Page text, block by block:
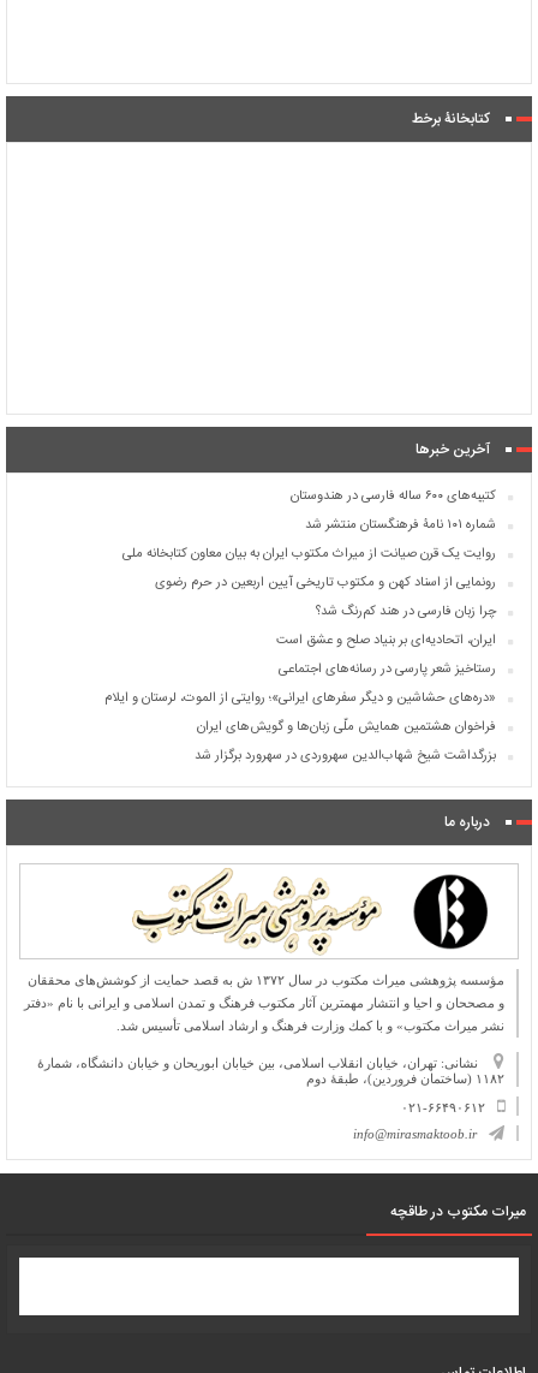
کتابخانۀ برخط
آخرین خبرها
کتیبه‌های ۶۰۰ ساله فارسی در هندوستان
شماره ۱۰۱ نامۀ فرهنگستان منتشر شد
روایت یک قرن صیانت از میراث مکتوب ایران به بیان معاون کتابخانه ملی
رونمایی از اسناد کهن و مکتوب تاریخی آیین اربعین در حرم رضوی
چرا زبان فارسی در هند کم‌رنگ شد؟
ایران، اتحادیه‌ای بر بنیاد صلح و عشق است
رستاخیز شعر پارسی در رسانه‌های اجتماعی
«دره‌های حشاشین و دیگر سفرهای ایرانی»؛ روایتی از الموت، لرستان و ایلام
فراخوان هشتمین همایش ملّی زبان‌ها و گویش‌های ایران
بزرگداشت شیخ شهاب‌الدین سهروردی در سهرورد برگزار شد
درباره ما
مؤسسه پژوهشی میراث مكتوب در سال ۱۳۷۲ ش به قصد حمایت از كوشش‌های محققان
و مصححان و احیا و انتشار مهمترین آثار مكتوب فرهنگ و تمدن اسلامی و ایرانی با نام «دفتر
نشر میراث مكتوب» و با كمك وزارت فرهنگ و ارشاد اسلامی تأسیس شد.
نشانی: تهران، خیابان انقلاب اسلامی، بین خیابان ابوریحان و خیابان دانشگاه، شمارۀ
۱۱۸۲ (ساختمان فروردین)، طبقۀ دوم
۰۲۱-۶۶۴۹۰۶۱۲
info@mirasmaktoob.ir
میرات مکتوب در طاقچه